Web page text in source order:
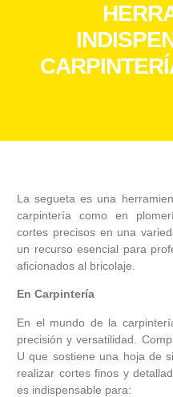
La segueta es una
carpintería como en
cortes precisos en una
un recurso esencial para
aficionados al bricolaje.
En Carpintería
En el mundo de la
precisión y versatilidad.
U que sostiene una hoja de
realizar cortes finos y
es indispensable para: